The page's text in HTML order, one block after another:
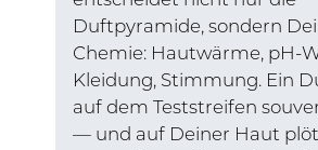
Duftpyramide, sondern
Chemie: Hautwärme, pH-
Kleidung, Stimmung. Ein
auf dem Teststreifen
— und auf Deiner Haut